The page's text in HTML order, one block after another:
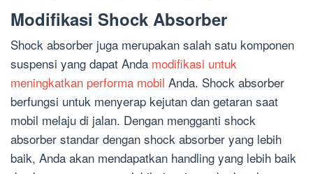
Modifikasi Shock Absorber
Shock absorber juga merupakan salah satu komponen
suspensi yang dapat Anda modifikasi untuk
meningkatkan performa mobil Anda. Shock absorber
berfungsi untuk menyerap kejutan dan getaran saat
mobil melaju di jalan. Dengan mengganti shock
absorber standar dengan shock absorber yang lebih
baik, Anda akan mendapatkan handling yang lebih baik